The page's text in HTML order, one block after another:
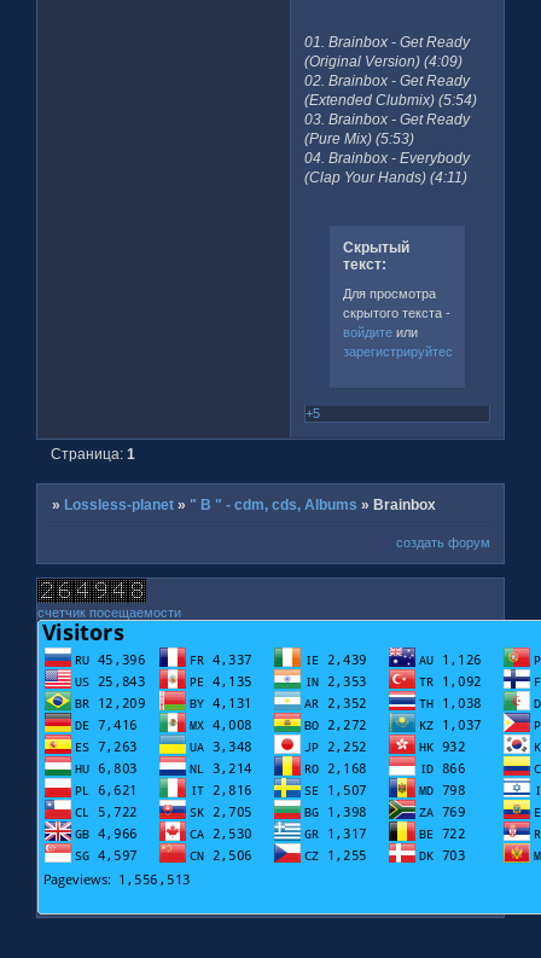
01. Brainbox - Get Ready
(Original Version) (4:09)
02. Brainbox - Get Ready
(Extended Clubmix) (5:54)
03. Brainbox - Get Ready
(Pure Mix) (5:53)
04. Brainbox - Everybody
(Clap Your Hands) (4:11)
Скрытый
текст:
Для просмотра
скрытого текста -
войдитеили
зарегистрируйтесь
+5
Страница:1
»Lossless-planet » " B " - cdm, cds, Albums »Brainbox
создать форум
счетчик посещаемости